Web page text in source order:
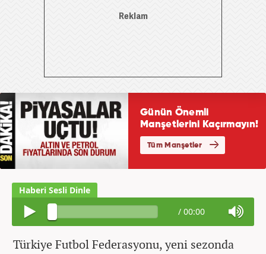
/ 00:00
Türkiye Futbol Federasyonu, yeni sezonda